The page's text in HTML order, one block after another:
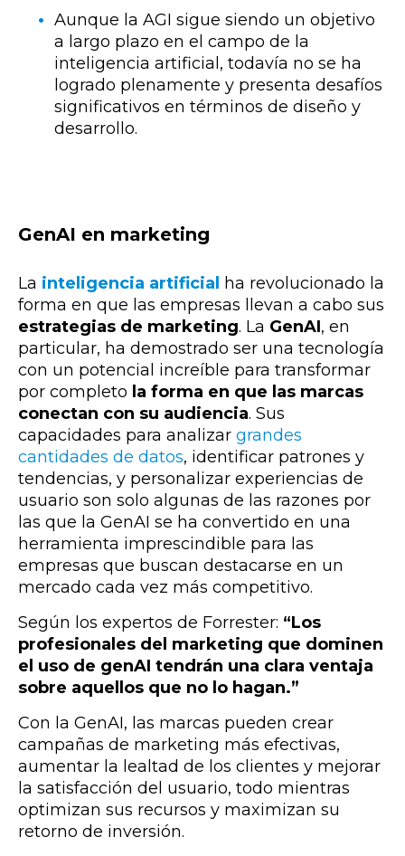
Aunque la AGI sigue siendo un objetivo
a largo plazo en el campo de la
inteligencia artificial, todavía no se ha
logrado plenamente y presenta desafíos
significativos en términos de diseño y
desarrollo.
GenAI en marketing
La inteligencia artificial
ha revolucionado la
forma en que las empresas llevan a cabo sus
estrategias de marketing. La GenAI, en
particular, ha demostrado ser una tecnología
con un potencial increíble para transformar
por completo la forma en que las marcas
conectan con su audiencia. Sus
capacidades para analizar grandes
cantidades de datos, identificar patrones y
tendencias, y personalizar experiencias de
usuario son solo algunas de las razones por
las que la GenAI se ha convertido en una
herramienta imprescindible para las
empresas que buscan destacarse en un
mercado cada vez más competitivo.
Según los expertos de Forrester: “Los
profesionales del marketing que dominen
el uso de genAI tendrán una clara ventaja
sobre aquellos que no lo hagan.”
Con la GenAI, las marcas pueden crear
campañas de marketing más efectivas,
aumentar la lealtad de los clientes y mejorar
la satisfacción del usuario, todo mientras
optimizan sus recursos y maximizan su
retorno de inversión.